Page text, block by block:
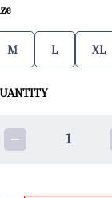
M L XL
1